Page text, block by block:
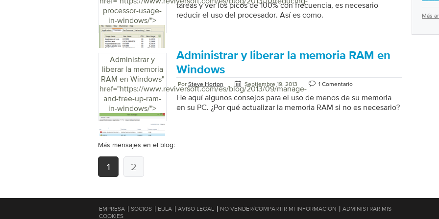
processor-usage-
in-windows/">
tareas y ver los picos de 100% con frecuencia, es necesario
reducir el uso del procesador. Así es como.
Administrar y
liberar la memoria
RAM en Windows"
href="https://www.reviversoft.com/es/blog/2013/09/manage-
and-free-up-ram-
in-windows/">
Administrar y liberar la memoria RAM en
Windows
Por Steve Horton Septiembre 19, 2013 1 Comentario
He aquí algunos consejos para el uso de menos de su memoria
en su PC. ¿Por qué actualizar la memoria RAM si no es necesario?
Más mensajes en el blog:
1 2
Más
EMPRESA | SOCIOS | EULA | AVISO LEGAL | NO VENDER/COMPARTIR MI INFORMACIÓN | ADMINISTRAR MIS
COOKIES